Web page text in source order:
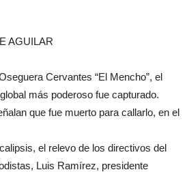
AGUILAR
Cervantes “El Mencho”, el
más poderoso fue capturado.
que fue muerto para callarlo, en el
el relevo de los directivos del
Luis Ramírez, presidente